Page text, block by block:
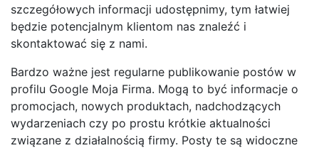
szczegółowych informacji udostępnimy, tym łatwiej
będzie potencjalnym klientom nas znaleźć i
skontaktować się z nami.
Bardzo ważne jest regularne publikowanie postów w
profilu Google Moja Firma. Mogą to być informacje o
promocjach, nowych produktach, nadchodzących
wydarzeniach czy po prostu krótkie aktualności
związane z działalnością firmy. Posty te są widoczne